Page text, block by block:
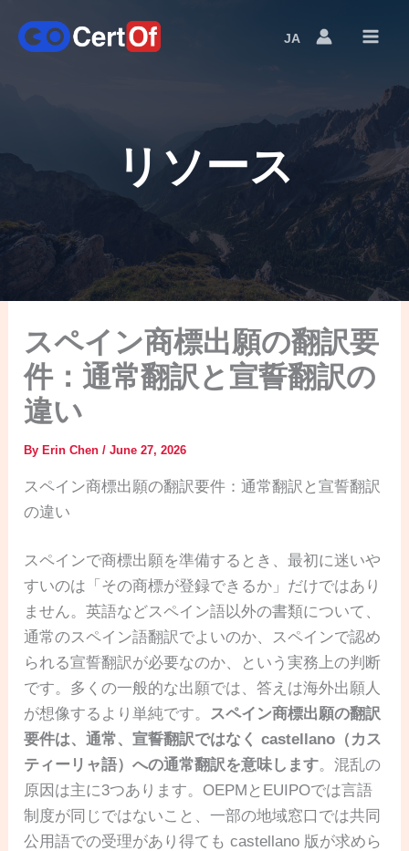
JALanguage
リソース
スペイン商標出願の翻訳要
件：通常翻訳と宣誓翻訳の
違い
ByErin Chen/June 27, 2026
スペイン商標出願の翻訳要件：通常翻訳と宣誓翻訳
の違い
スペインで商標出願を準備するとき、最初に迷いや
すいのは「その商標が登録できるか」だけではあり
ません。英語などスペイン語以外の書類について、
通常のスペイン語翻訳でよいのか、スペインで認め
られる宣誓翻訳が必要なのか、という実務上の判断
です。多くの一般的な出願では、答えは海外出願人
が想像するより単純です。 スペイン商標出願の翻訳
要件は、通常、宣誓翻訳ではなく castellano（カス
ティーリャ語）への通常翻訳を意味します。混乱の
原因は主に3つあります。OEPMとEUIPOでは言語
制度が同じではないこと、一部の地域窓口では共同
公用語での受理があり得ても castellano 版が求めら